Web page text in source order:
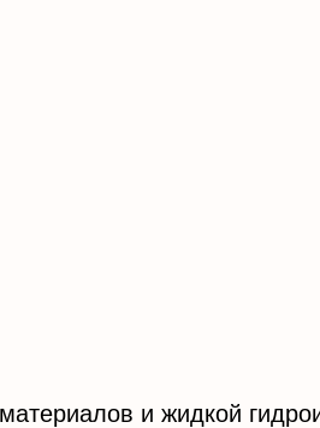
и жидкой